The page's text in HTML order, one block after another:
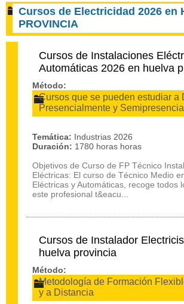
Cursos de Electricidad 2026 en
PROVINCIA
Cursos de Instalaciones
Automáticas 2026 en huelva
Método:
Cursos que se pueden estudiar a
Presencialmente y
Temática: Industrias 2026
Duración: 1780 horas horas
Objetivos de Curso de FP Técnico
Eléctricas: El curso de Técnico Medio
Eléctricas y Automáticas, recoge todos
este profesional t&eacu...
Cursos de Instalador
huelva provincia
Método:
Metodología de Formación
y a Distancia